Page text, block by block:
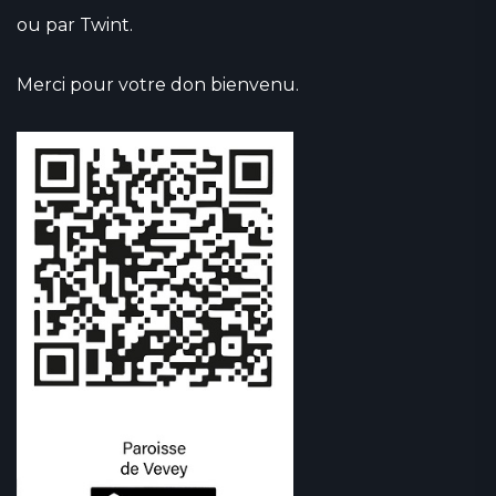
ou par Twint.
Merci pour votre don bienvenu.